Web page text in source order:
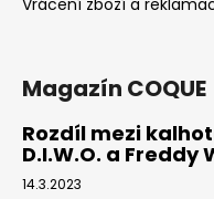
Magazín COQUE
Rozdíl mezi
D.I.W.O. a Freddy
14.3.2023